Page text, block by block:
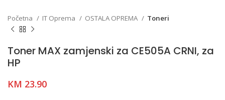
Početna IT Oprema OSTALA OPREMA Toneri
Toner MAX zamjenski za CE505A CRNI, za
HP
KM 23.90